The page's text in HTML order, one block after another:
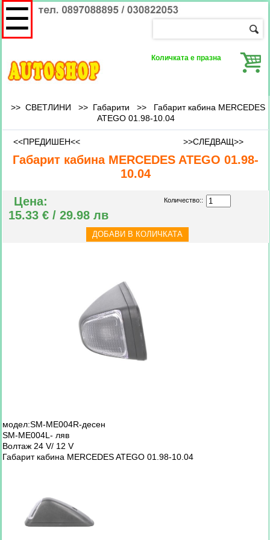
Количката е празна
☰
>> СВЕТЛИНИ >> Габарити >> Габарит кабина MERCEDES
ATEGO 01.98-10.04
<<ПРЕДИШЕН<< >>СЛЕДВАЩ>>
Габарит кабина MERCEDES ATEGO 01.98-
10.04
Цена:
15.33 € / 29.98 лв
Количество::
модел:SM-ME004R-десен
SM-ME004L- ляв
Волтаж 24 V/ 12 V
Габарит кабина MERCEDES ATEGO 01.98-10.04